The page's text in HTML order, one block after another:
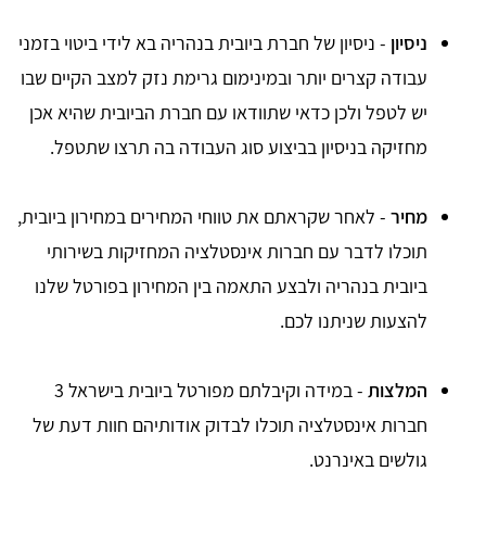
ניסיון - ניסיון של חברת ביובית בנהריה בא לידי ביטוי בזמני
עבודה קצרים יותר ובמינימום גרימת נזק למצב הקיים שבו
יש לטפל ולכן כדאי שתוודאו עם חברת הביובית שהיא אכן
מחזיקה בניסיון בביצוע סוג העבודה בה תרצו שתטפל.
מחיר - לאחר שקראתם את טווחי המחירים במחירון ביובית,
תוכלו לדבר עם חברות אינסטלציה המחזיקות בשירותי
ביובית בנהריה ולבצע התאמה בין המחירון בפורטל שלנו
להצעות שניתנו לכם.
המלצות
- במידה וקיבלתם מפורטל ביובית בישראל 3
חברות אינסטלציה תוכלו לבדוק אודותיהם חוות דעת של
גולשים באינרנט.